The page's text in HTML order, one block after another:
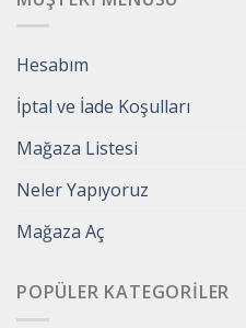
Hesabım
İptal ve İade Koşulları
Mağaza Listesi
Neler Yapıyoruz
Mağaza Aç
POPÜLER KATEGORILER